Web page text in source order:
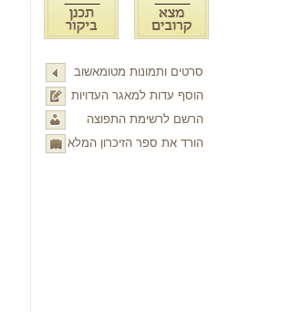
סרטים ותמונות מטומאשוב
הוסף עדות למאגר העדויות
הרשם לרשימת התפוצה
הורד את ספר הזיכרון המלא